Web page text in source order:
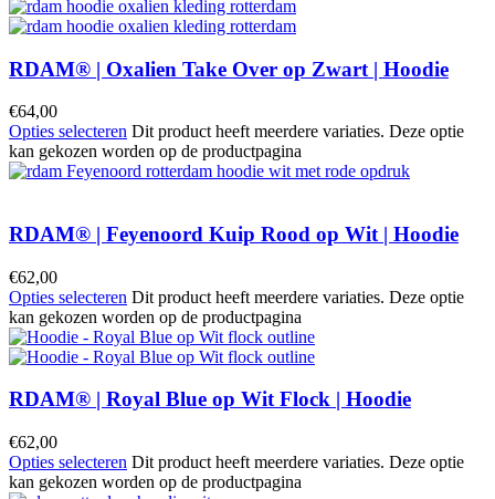
RDAM® | Oxalien Take Over op Zwart | Hoodie
€64,00
Opties selecteren Dit product heeft meerdere variaties. Deze optie
kan gekozen worden op de productpagina
RDAM® | Feyenoord Kuip Rood op Wit | Hoodie
€62,00
Opties selecteren Dit product heeft meerdere variaties. Deze optie
kan gekozen worden op de productpagina
RDAM® | Royal Blue op Wit Flock | Hoodie
€62,00
Opties selecteren Dit product heeft meerdere variaties. Deze optie
kan gekozen worden op de productpagina